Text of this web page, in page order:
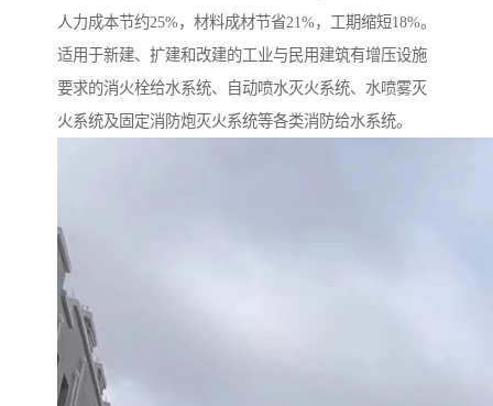
人力成本节约25%，材料成材节省21%，工期缩短18%。
适用于新建、扩建和改建的工业与民用建筑有增压设施
要求的消火栓给水系统、自动喷水灭火系统、水喷雾灭
火系统及固定消防炮灭火系统等各类消防给水系统。